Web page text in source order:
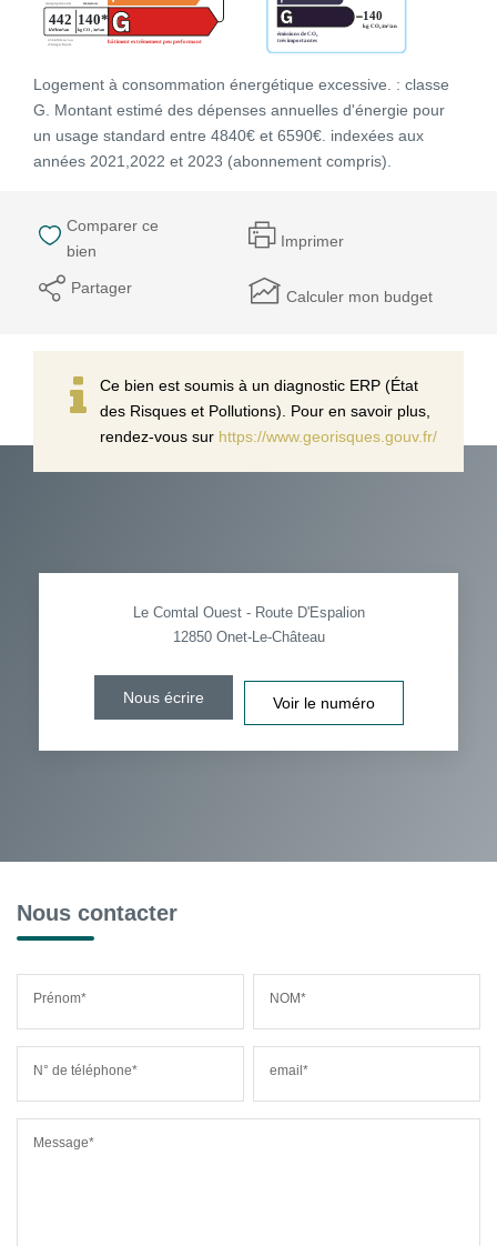
Logement à consommation énergétique excessive. : classe
G. Montant estimé des dépenses annuelles d'énergie pour
un usage standard entre 4840€ et 6590€. indexées aux
années 2021,2022 et 2023 (abonnement compris).
Comparer ce
bien
Imprimer
Partager Calculer mon budget
Ce bien est soumis à un diagnostic ERP (État
des Risques et Pollutions). Pour en savoir plus,
rendez-vous sur https://www.georisques.gouv.fr/
Le Comtal Ouest - Route D'Espalion
12850 Onet-Le-Château
Nous écrire Voir le numéro
Nous contacter
Prénom* NOM*
N° de téléphone* email*
Message*